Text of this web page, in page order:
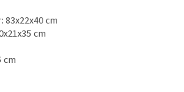
cm
cm
cm